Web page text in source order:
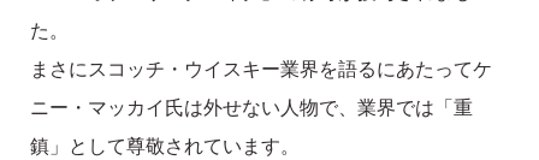
た。
まさにスコッチ・ウイスキー業界を語るにあたってケ
ニー・マッカイ氏は外せない人物で、業界では「重
鎮」として尊敬されています。